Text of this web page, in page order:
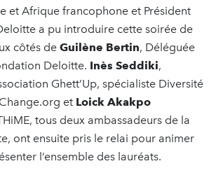
et Afrique francophone et Président
a pu introduire cette soirée de
côtés de Guilène Bertin, Déléguée
Deloitte. Inès Seddiki,
Ghett’Up, spécialiste Diversité
et Loick Akakpo
tous deux ambassadeurs de la
ont ensuite pris le relai pour animer
l’ensemble des lauréats.